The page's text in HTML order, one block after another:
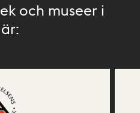
och museer i